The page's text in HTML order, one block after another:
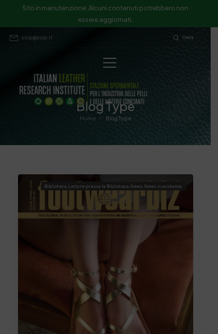
Sito in manutenzione. Alcuni contenuti potrebbero non
essere aggiornati.
ssip@ssip.it Cerca
Blog Type
Home / Blog Type
Biblioteca Letture presso la Biblioteca News News in evidenza